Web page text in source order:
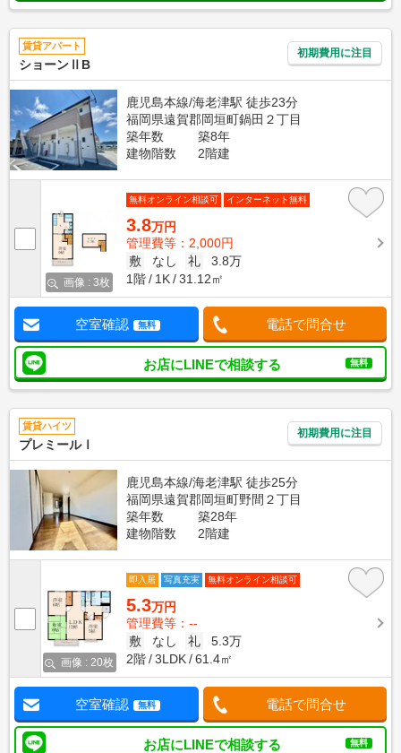
賃貸アパート
ショーンⅡB
初期費用に注目
鹿児島本線/海老津駅 徒歩23分
福岡県遠賀郡岡垣町鍋田２丁目
築年数
築8年
建物階数
2階建
画像 : 3枚
無料オンライン相談可 インターネット無料
3.8万円
管理費等：2,000円
敷
なし 礼
3.8万
1階
1K 31.12㎡
空室確認 無料 電話で問合せ
お店にLINEで相談する 無料
賃貸ハイツ
プレミールⅠ
初期費用に注目
鹿児島本線/海老津駅 徒歩25分
福岡県遠賀郡岡垣町野間２丁目
築年数
築28年
建物階数
2階建
画像 : 20枚
即入居 写真充実 無料オンライン相談可
5.3万円
管理費等：--
敷
なし 礼
5.3万
2階
3LDK 61.4㎡
空室確認 無料 電話で問合せ
お店にLINEで相談する 無料